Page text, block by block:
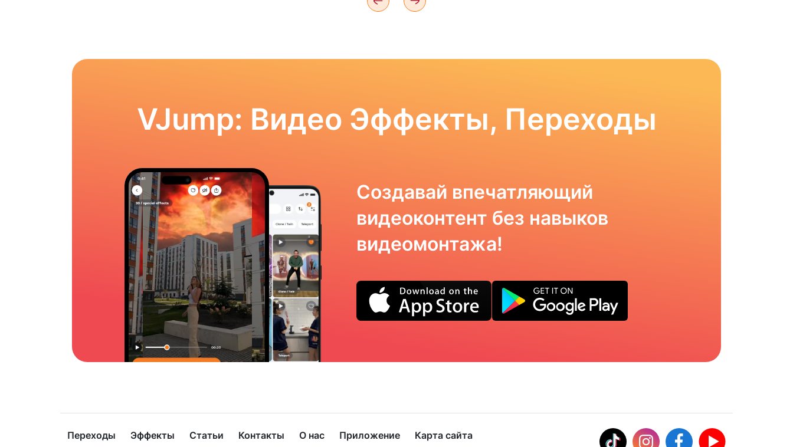
VJump: Видео Эффекты, Переходы
Создавай впечатляющий
видеоконтент без навыков
видеомонтажа!
Переходы Эффекты Статьи Контакты О нас Приложение Карта сайта